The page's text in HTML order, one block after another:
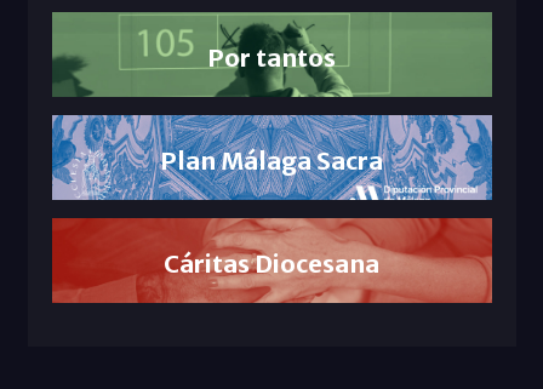
Por tantos
Plan Málaga Sacra
Cáritas Diocesana